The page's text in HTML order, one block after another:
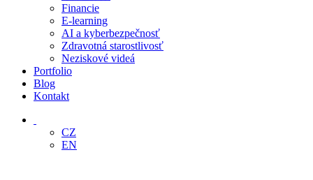
Financie
E-learning
AI a kyberbezpečnosť
Zdravotná starostlivosť
Neziskové videá
Portfolio
Blog
Kontakt
CZ
EN